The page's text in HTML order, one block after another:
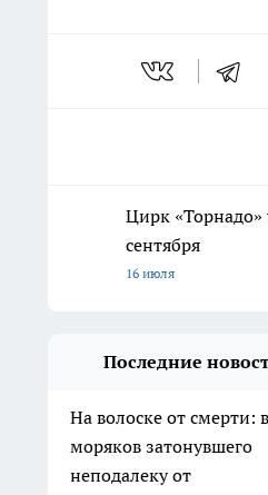
Цирк
сентября
16 июля
Последние
На волоске от смерти:
моряков затонувшего
неподалеку от